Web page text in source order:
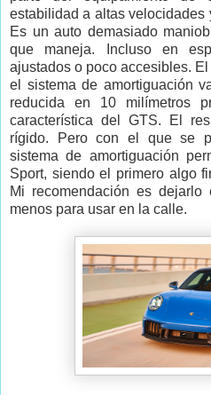
estabilidad a altas velocidades
Es un auto demasiado
que maneja. Incluso en
ajustados o poco accesibles.
el sistema de amortiguación
reducida en 10 milímetros
característica del GTS. El
rígido. Pero con el que se
sistema de amortiguación
Sport, siendo el primero algo
Mi recomendación es
menos para usar en la calle.